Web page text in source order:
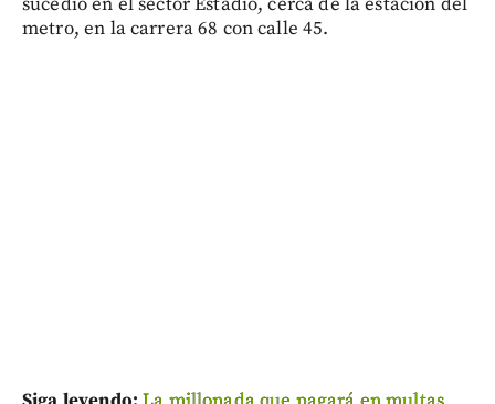
metro, en la carrera 68 con calle 45.